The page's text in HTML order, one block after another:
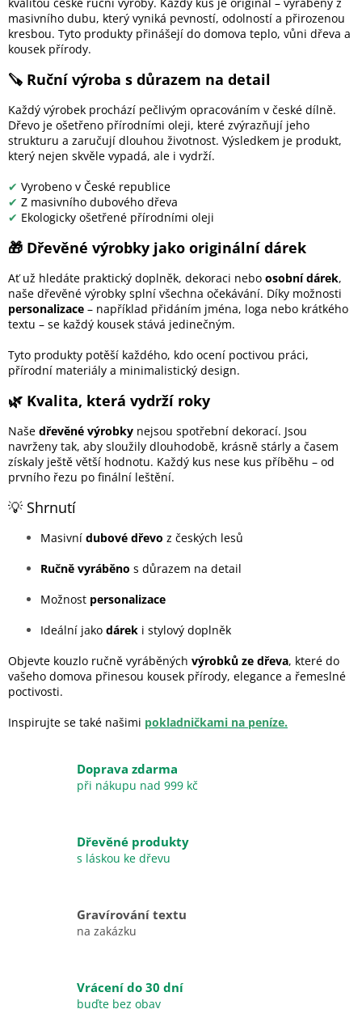
občerstvení.
Tentoservírovací podnos na
je ideální pro
každodenní použití – od
ranního servírování kávy až
po pohodové posezení s
přáteli. Oválný tvar
umožňuje snadné přenášení
a zároveň působí velmi
může sloužit také jako
stylovýtácek na kávunebo
praktický doplněk pro
í
p
r
k
y
v
ý
p
i
s
kvalitou české ruční výroby. Každý kus je originál – vyráběný z
masivního dubu, který vyniká pevností, odolností a přirozenou
kresbou. Tyto produkty přinášejí do domova teplo, vůni dřeva a
kousek přírody.
🪚 Ruční výroba s důrazem na detail
Každý výrobek prochází pečlivým opracováním v české dílně.
Dřevo je ošetřeno přírodními oleji, které zvýrazňují jeho
strukturu a zaručují dlouhou životnost. Výsledkem je produkt,
který nejen skvěle vypadá, ale i vydrží.
✔ Vyrobeno v České republice
✔ Z masivního dubového dřeva
✔ Ekologicky ošetřené přírodními oleji
🎁 Dřevěné výrobky jako originální dárek
Ať už hledáte praktický doplněk, dekoraci nebo osobní dárek,
naše dřevěné výrobky splní všechna očekávání. Díky možnosti
personalizace – například přidáním jména, loga nebo krátkého
textu – se každý kousek stává jedinečným.
Tyto produkty potěší každého, kdo ocení poctivou práci,
přírodní materiály a minimalistický design.
🌿 Kvalita, která vydrží roky
Naše dřevěné výrobky nejsou spotřební dekorací. Jsou
navrženy tak, aby sloužily dlouhodobě, krásně stárly a časem
získaly ještě větší hodnotu. Každý kus nese kus příběhu – od
prvního řezu po finální leštění.
💡 Shrnutí
Masivní dubové dřevo z českých lesů
Ručně vyráběno s důrazem na detail
Možnost personalizace
Ideální jako dárek i stylový doplněk
Objevte kouzlo ručně vyráběných výrobků ze dřeva, které do
vašeho domova přinesou kousek přírody, elegance a řemeslné
poctivosti.
Inspirujte se také našimi pokladničkami na peníze.
Doprava zdarma
při nákupu nad 999 kč
Dřevěné produkty
s láskou ke dřevu
Gravírování textu
na zakázku
Vrácení do 30 dní
buďte bez obav